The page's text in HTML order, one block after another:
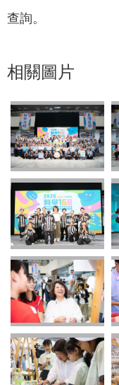
查詢。
相關圖片